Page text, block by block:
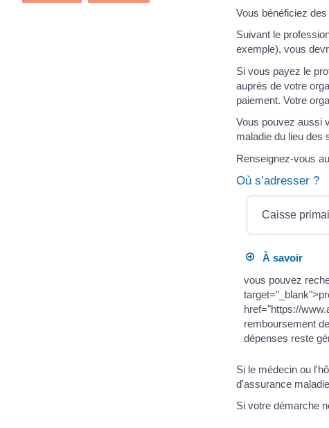
Vous bénéficiez
Suivant le
exemple), vous
Si vous payez le
auprès de votre
paiement. Votre
Vous pouvez aussi
maladie du lieu des
Renseignez-vous
Où s’adresser ?
Caisse
À savoir
vous pouvez
href="https://
remboursement
dépenses reste
Si le médecin ou
d'assurance
Si votre démarche